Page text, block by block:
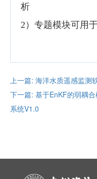
析
2）专题模块可用
上一篇: 海洋水质遥感监测
下一篇: 基于EnKF的弱耦
系统V1.0